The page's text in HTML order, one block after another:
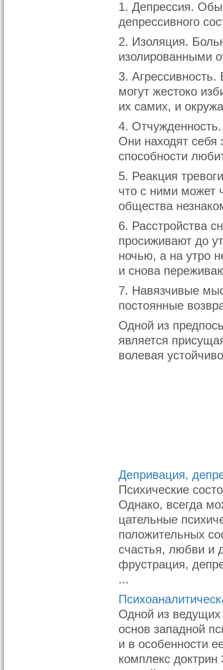
1. Депрессия.
депрессивного
2. Изоляция.
изолированными
3.
могут жестоко
их самих, и
4.
Они находят себя
способности
5. Реакция
что с ними может
общества
6. Расстройства
просиживают до
ночью, а на утро
и снова
7. Навязчивые
постоянные
Одной из
является
волевая
Депривация,
Психические
Однако, всегда
цательные
положительных
счастья, любви и
фрустрация,
...
Одной из ведущих
основ западной
и в особенности
комплекс